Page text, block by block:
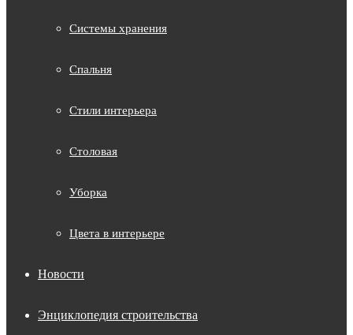
Системы хранения
Спальня
Стили интерьера
Столовая
Уборка
Цвета в интерьере
Новости
Энциклопедия строительства